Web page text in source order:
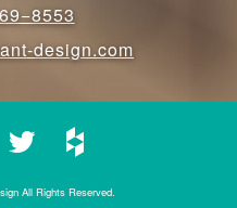
design.com
All Rights Reserved.